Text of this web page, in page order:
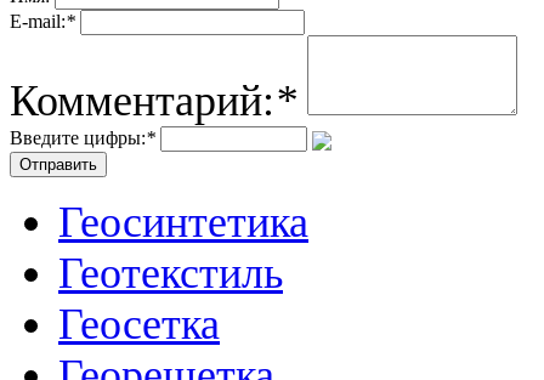
E-mail:*
Комментарий:*
Введите цифры:*
Геосинтетика
Геотекстиль
Геосетка